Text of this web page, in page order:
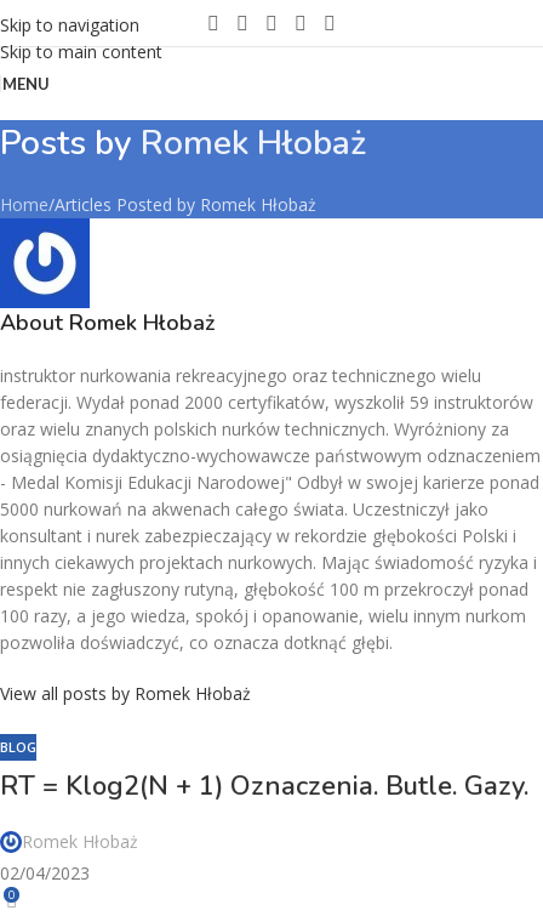
Skip to navigation
Skip to main content
MENU
Posts by Romek Hłobaż
Home Articles Posted by Romek Hłobaż
About Romek Hłobaż
instruktor nurkowania rekreacyjnego oraz technicznego wielu
federacji. Wydał ponad 2000 certyfikatów, wyszkolił 59 instruktorów
oraz wielu znanych polskich nurków technicznych. Wyróżniony za
osiągnięcia dydaktyczno-wychowawcze państwowym odznaczeniem
- Medal Komisji Edukacji Narodowej" Odbył w swojej karierze ponad
5000 nurkowań na akwenach całego świata. Uczestniczył jako
konsultant i nurek zabezpieczający w rekordzie głębokości Polski i
innych ciekawych projektach nurkowych. Mając świadomość ryzyka i
respekt nie zagłuszony rutyną, głębokość 100 m przekroczył ponad
100 razy, a jego wiedza, spokój i opanowanie, wielu innym nurkom
pozwoliła doświadczyć, co oznacza dotknąć głębi.
View all posts by Romek Hłobaż
07
LIS
BLOG
RT = Klog2(N + 1) Oznaczenia. Butle. Gazy.
Romek Hłobaż
02/04/2023
0
22
CZE
29
GRU
16
GRU
11
LIS
06
STY